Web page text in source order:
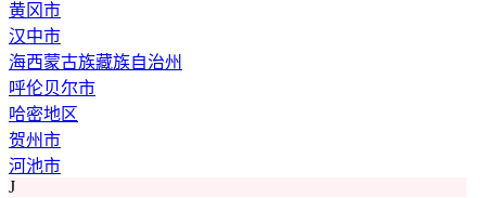
黄冈市
汉中市
海西蒙古族藏族自治州
呼伦贝尔市
哈密地区
贺州市
河池市
J